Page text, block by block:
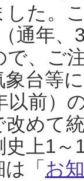
した。
通年
で、ご
象台等
以前
改めて
史上1
「 お